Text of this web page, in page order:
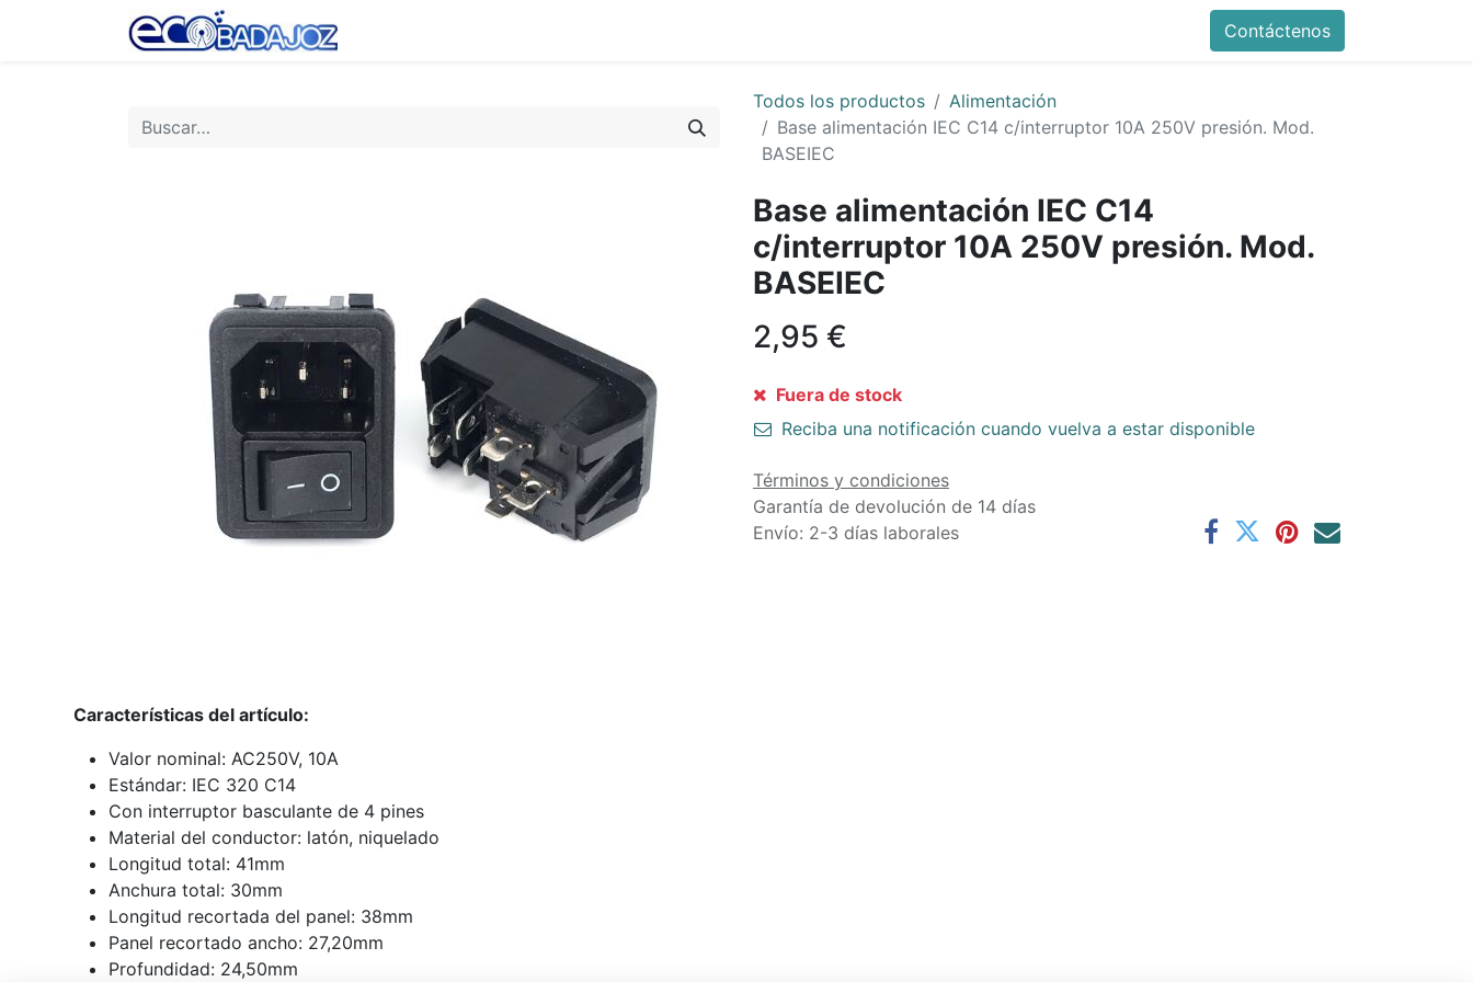
Contáctenos
Todos los productos
Alimentación
Base alimentación IEC C14 c/interruptor 10A 250V presión. Mod.
BASEIEC
Base alimentación IEC C14
c/interruptor 10A 250V presión. Mod.
BASEIEC
2,95 €
Fuera de stock
Reciba una notificación cuando vuelva a estar disponible
Términos y condiciones
Garantía de devolución de 14 días
Envío: 2-3 días laborales
Características del artículo:
Valor nominal: AC250V, 10A
Estándar: IEC 320 C14
Con interruptor basculante de 4 pines
Material del conductor: latón, niquelado
Longitud total: 41mm
Anchura total: 30mm
Longitud recortada del panel: 38mm
Panel recortado ancho: 27,20mm
Profundidad: 24,50mm